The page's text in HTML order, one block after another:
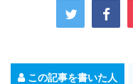
この記事を書いた人